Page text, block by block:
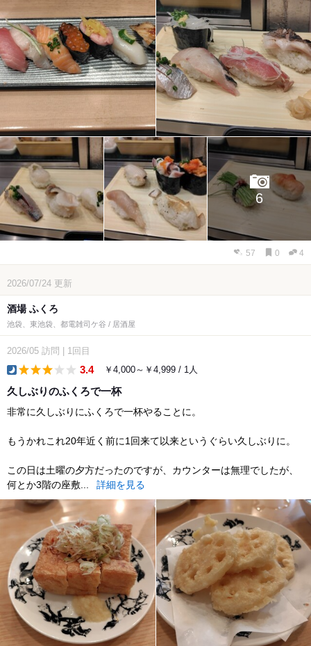
6
57 0 4
2026/07/24 更新
酒場 ふくろ
池袋、東池袋、都電雑司ケ谷 / 居酒屋
2026/05 訪問 | 1回目
3.4 ￥4,000～￥4,999 / 1人
久しぶりのふくろで一杯
非常に久しぶりにふくろで一杯やることに。
もうかれこれ20年近く前に1回来て以来というぐらい久しぶりに。
この日は土曜の夕方だったのですが、カウンターは無理でしたが、
何とか3階の座敷...
詳細を見る